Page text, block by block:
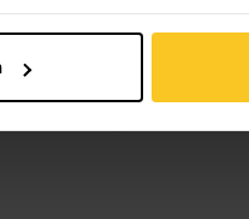
Sheet
Chair